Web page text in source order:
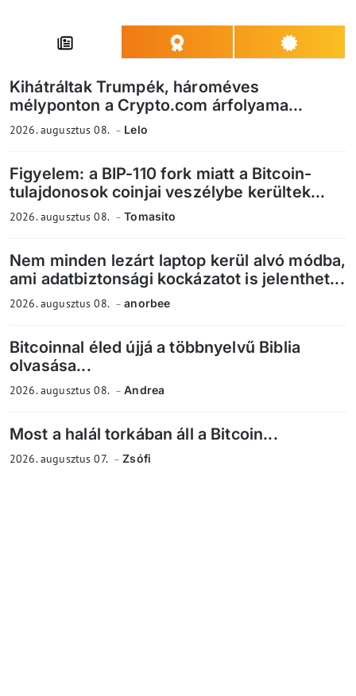
Kihátráltak Trumpék, hároméves
mélyponton a Crypto.com árfolyama...
2026. augusztus 08. Lelo
Figyelem: a BIP-110 fork miatt a Bitcoin-
tulajdonosok coinjai veszélybe kerültek...
2026. augusztus 08. Tomasito
Nem minden lezárt laptop kerül alvó módba,
ami adatbiztonsági kockázatot is jelenthet...
2026. augusztus 08. anorbee
Bitcoinnal éled újjá a többnyelvű Biblia
olvasása...
2026. augusztus 08. Andrea
Most a halál torkában áll a Bitcoin...
2026. augusztus 07. Zsófi